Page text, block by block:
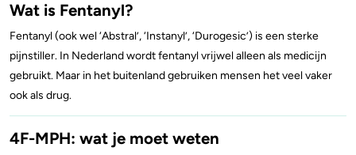
Wat is Fentanyl?
Fentanyl (ook wel ‘Abstral’, ‘Instanyl’, ‘Durogesic’) is een sterke
pijnstiller. In Nederland wordt fentanyl vrijwel alleen als medicijn
gebruikt. Maar in het buitenland gebruiken mensen het veel vaker
ook als drug.
4F-MPH: wat je moet weten